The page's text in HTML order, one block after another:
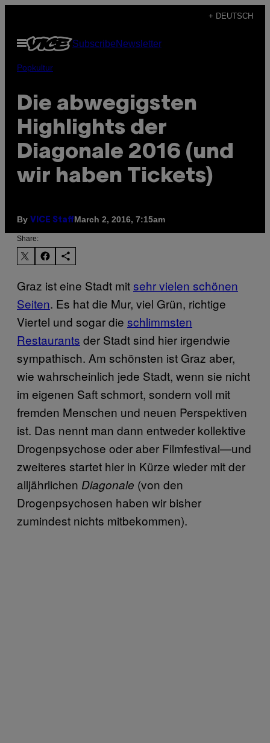
content
+ DEUTSCH
Open
Menu
SubscribeNewsletter
Popkultur
Die abwegigsten
Highlights der
Diagonale 2016 (und
wir haben Tickets)
By VICE StaffMarch 2, 2016, 7:15am
Share:
Graz ist eine Stadt mitsehr vielen schönen
Seiten. Es hat die Mur, viel Grün, richtige
Viertel und sogar die schlimmsten
Restaurants der Stadt sind hier irgendwie
sympathisch. Am schönsten ist Graz aber,
wie wahrscheinlich jede Stadt, wenn sie nicht
im eigenen Saft schmort, sondern voll mit
fremden Menschen und neuen Perspektiven
ist. Das nennt man dann entweder kollektive
Drogenpsychose oder aber Filmfestival—und
zweiteres startet hier in Kürze wieder mit der
alljährlichen Diagonale (von den
Drogenpsychosen haben wir bisher
zumindest nichts mitbekommen).